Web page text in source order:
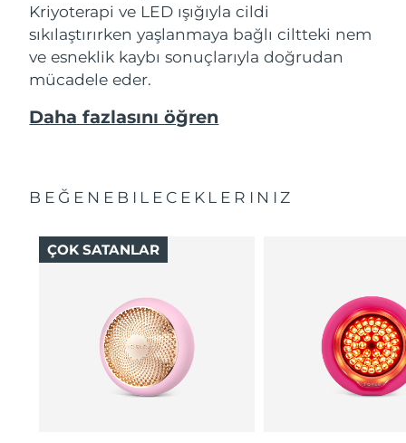
Kriyoterapi ve LED ışığıyla cildi
sıkılaştırırken yaşlanmaya bağlı ciltteki nem
ve esneklik kaybı sonuçlarıyla doğrudan
mücadele eder.
Daha fazlasını öğren
BEĞENEBILECEKLERINIZ
ÇOK SATANLAR